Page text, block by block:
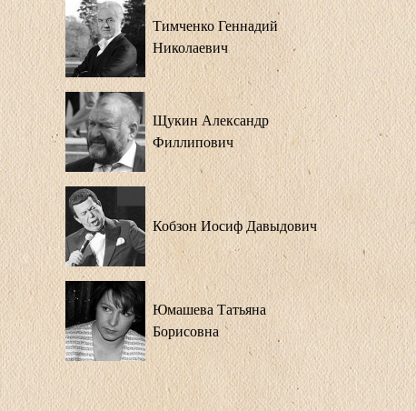
Тимченко Геннадий
Николаевич
Щукин Александр
Филлипович
Кобзон Иосиф Давыдович
Юмашева Татьяна
Борисовна